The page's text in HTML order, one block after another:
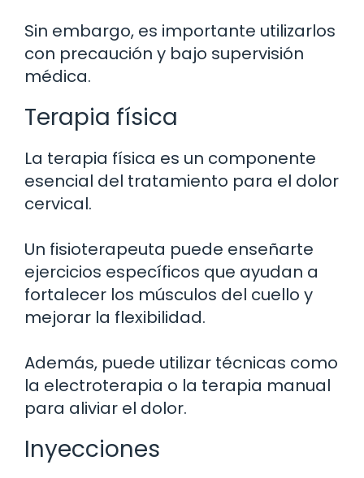
Sin embargo, es importante utilizarlos
con precaución y bajo supervisión
médica.
Terapia física
La terapia física es un componente
esencial del tratamiento para el dolor
cervical.
Un fisioterapeuta puede enseñarte
ejercicios específicos que ayudan a
fortalecer los músculos del cuello y
mejorar la flexibilidad.
Además, puede utilizar técnicas como
la electroterapia o la terapia manual
para aliviar el dolor.
Inyecciones